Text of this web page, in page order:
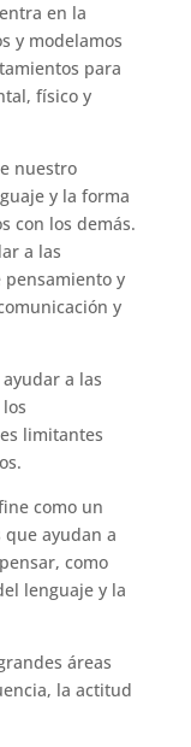
en la
y modelamos
para
físico y
nuestro
y la forma
con los demás.
a las
pensamiento y
y
a las
limitantes
como un
ayudan a
como
lenguaje y la
áreas
la actitud